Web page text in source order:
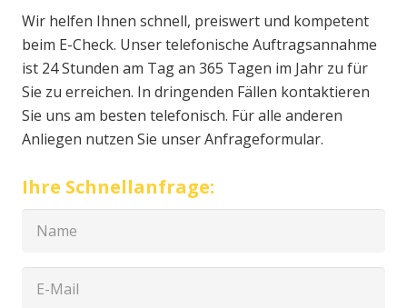
Wir helfen Ihnen schnell, preiswert und kompetent
beim E-Check. Unser telefonische Auftragsannahme
ist 24 Stunden am Tag an 365 Tagen im Jahr zu für
Sie zu erreichen. In dringenden Fällen kontaktieren
Sie uns am besten telefonisch. Für alle anderen
Anliegen nutzen Sie unser Anfrageformular.
Ihre Schnellanfrage: